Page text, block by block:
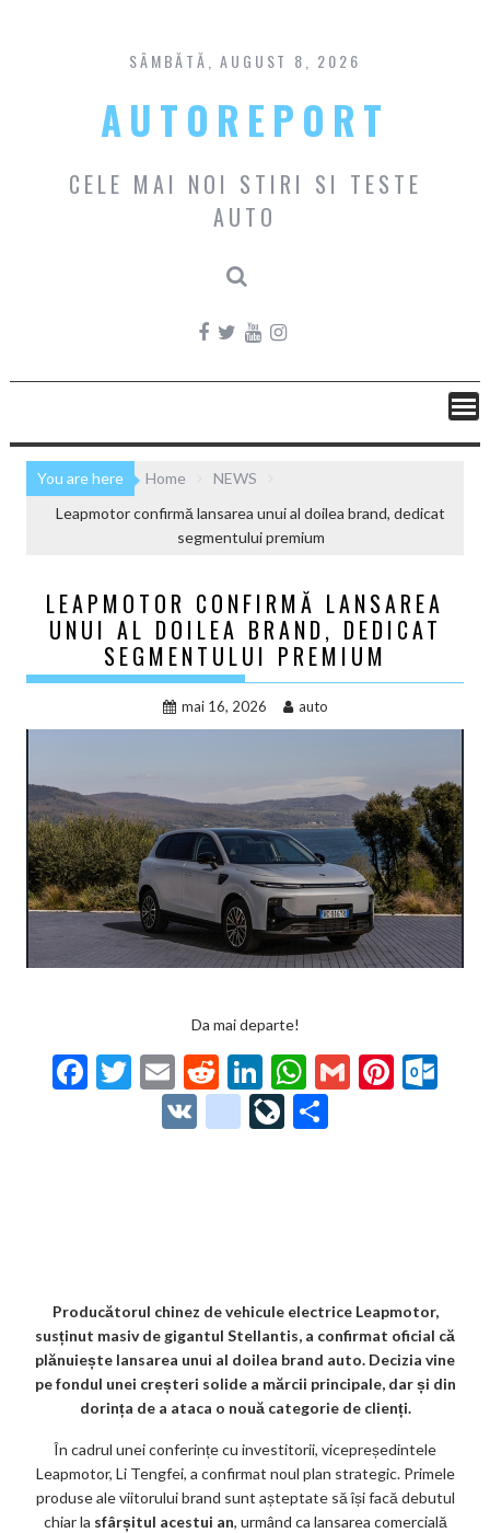
content
SÂMBĂTĂ, AUGUST 8, 2026
AUTOREPORT
CELE MAI NOI STIRI SI TESTE
AUTO
You are here Home
NEWS
Leapmotor confirmă lansarea unui al doilea brand, dedicat
segmentului premium
LEAPMOTOR CONFIRMĂ LANSAREA
UNUI AL DOILEA BRAND, DEDICAT
SEGMENTULUI PREMIUM
mai 16, 2026 auto
Da mai departe!
F T
w
itt
E
m
ai
R
e
d
Li
n
ke
W
h
at
G Pi
g
o
o
k
m
ar
ks
Li
Producătorul chinez de vehicule electrice Leapmotor,
susținut masiv de gigantul Stellantis, a confirmat oficial că
plănuiește lansarea unui al doilea brand auto. Decizia vine
pe fondul unei creșteri solide a mărcii principale, dar și din
dorința de a ataca o nouă categorie de clienți.
În cadrul unei conferințe cu investitorii, vicepreședintele
Leapmotor, Li Tengfei, a confirmat noul plan strategic. Primele
produse ale viitorului brand sunt așteptate să își facă debutul
chiar la sfârșitul acestui an, urmând ca lansarea comercială